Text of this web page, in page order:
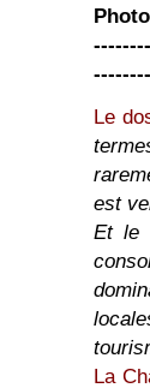
Le
est
Et le
La